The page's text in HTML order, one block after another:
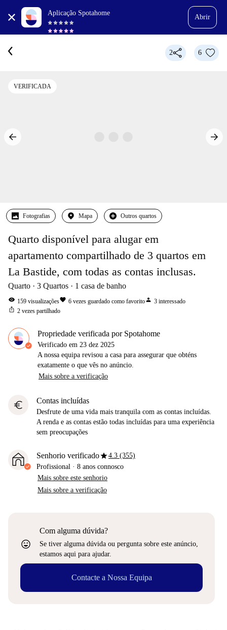
Aplicação Spotahome
Abrir
2 6
VERIFICADA
Fotografias Mapa Outros quartos
Quarto disponível para alugar em
apartamento compartilhado de 3 quartos em
La Bastide, com todas as contas inclusas.
Quarto 3 Quartos 1 casa de banho
visibility 159 visualizaçõesfavorite 6 vezes guardado como favoritoperson 3 interessado
ios_share 2 vezes partilhado
Propriedade verificada por Spotahome
Verificado em 23 dez 2025
A nossa equipa revisou a casa para assegurar que obténs
exatamente o que vês no anúncio.
Mais sobre a verificação
euro Contas incluídas
Desfrute de uma vida mais tranquila com as contas incluídas.
A renda e as contas estão todas incluídas para uma experiência
sem preocupações
Senhorio verificadostar4.3 (355)
Profissional · 8 anos connosco
Mais sobre este senhorio
Mais sobre a verificação
sentiment_very_satisfied
Com alguma dúvida?
Se tiver alguma dúvida ou pergunta sobre este anúncio,
estamos aqui para ajudar.
Contacte a Nossa Equipa